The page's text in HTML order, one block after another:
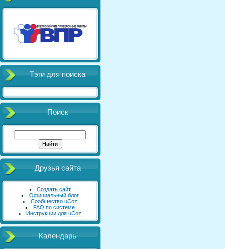
Тэги для поиска
Поиск
Друзья сайта
Создать сайт
Официальный блог
Сообщество uCoz
FAQ по системе
Инструкции для uCoz
Календарь